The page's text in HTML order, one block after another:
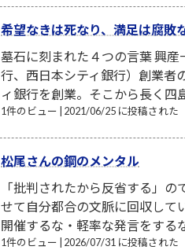
希望なきは死なり、満足は腐敗
墓石に刻まれた４つの言葉 興
行、西日本シティ銀行）創業者
ィ銀行を創業。そこから長く四
1件のビュー 2021/06/25 に投稿された
松尾さんの鋼のメンタル
「批判されたから反省する」
せて自分都合の文脈に回収して
開催するな・軽率な発言をする
1件のビュー 2026/07/31 に投稿された